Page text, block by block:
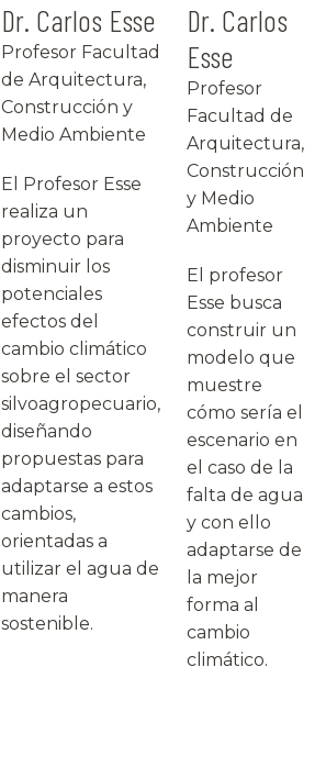
Dr. Carlos Esse
Profesor Facultad
de Arquitectura,
Construcción y
Medio Ambiente
El Profesor Esse
realiza un
proyecto para
disminuir los
potenciales
efectos del
cambio climático
sobre el sector
silvoagropecuario,
diseñando
propuestas para
adaptarse a estos
cambios,
orientadas a
utilizar el agua de
manera
sostenible.
Dr. Carlos
Esse
Profesor
Facultad de
Arquitectura,
Construcción
y Medio
Ambiente
El profesor
Esse busca
construir un
modelo que
muestre
cómo sería el
escenario en
el caso de la
falta de agua
y con ello
adaptarse de
la mejor
forma al
cambio
climático.